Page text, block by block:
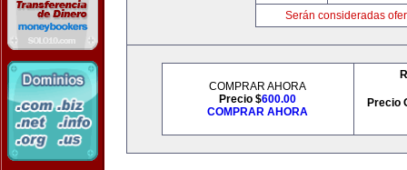
Serán consideradas
COMPRAR AHORA
Precio $600.00
COMPRAR AHORA
Precio